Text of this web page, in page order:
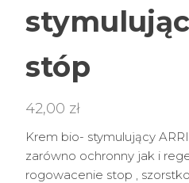
stóp
42,00 zł
Krem bio- stymulujący
zarówno ochronny jak i
rogowacenie stop ,